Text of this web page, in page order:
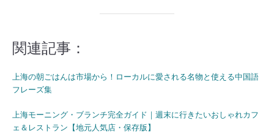
関連記事：
上海の朝ごはんは市場から！ローカルに愛される名物と使える中国語
フレーズ集
上海モーニング・ブランチ完全ガイド｜週末に行きたいおしゃれカフ
ェ＆レストラン【地元人気店・保存版】